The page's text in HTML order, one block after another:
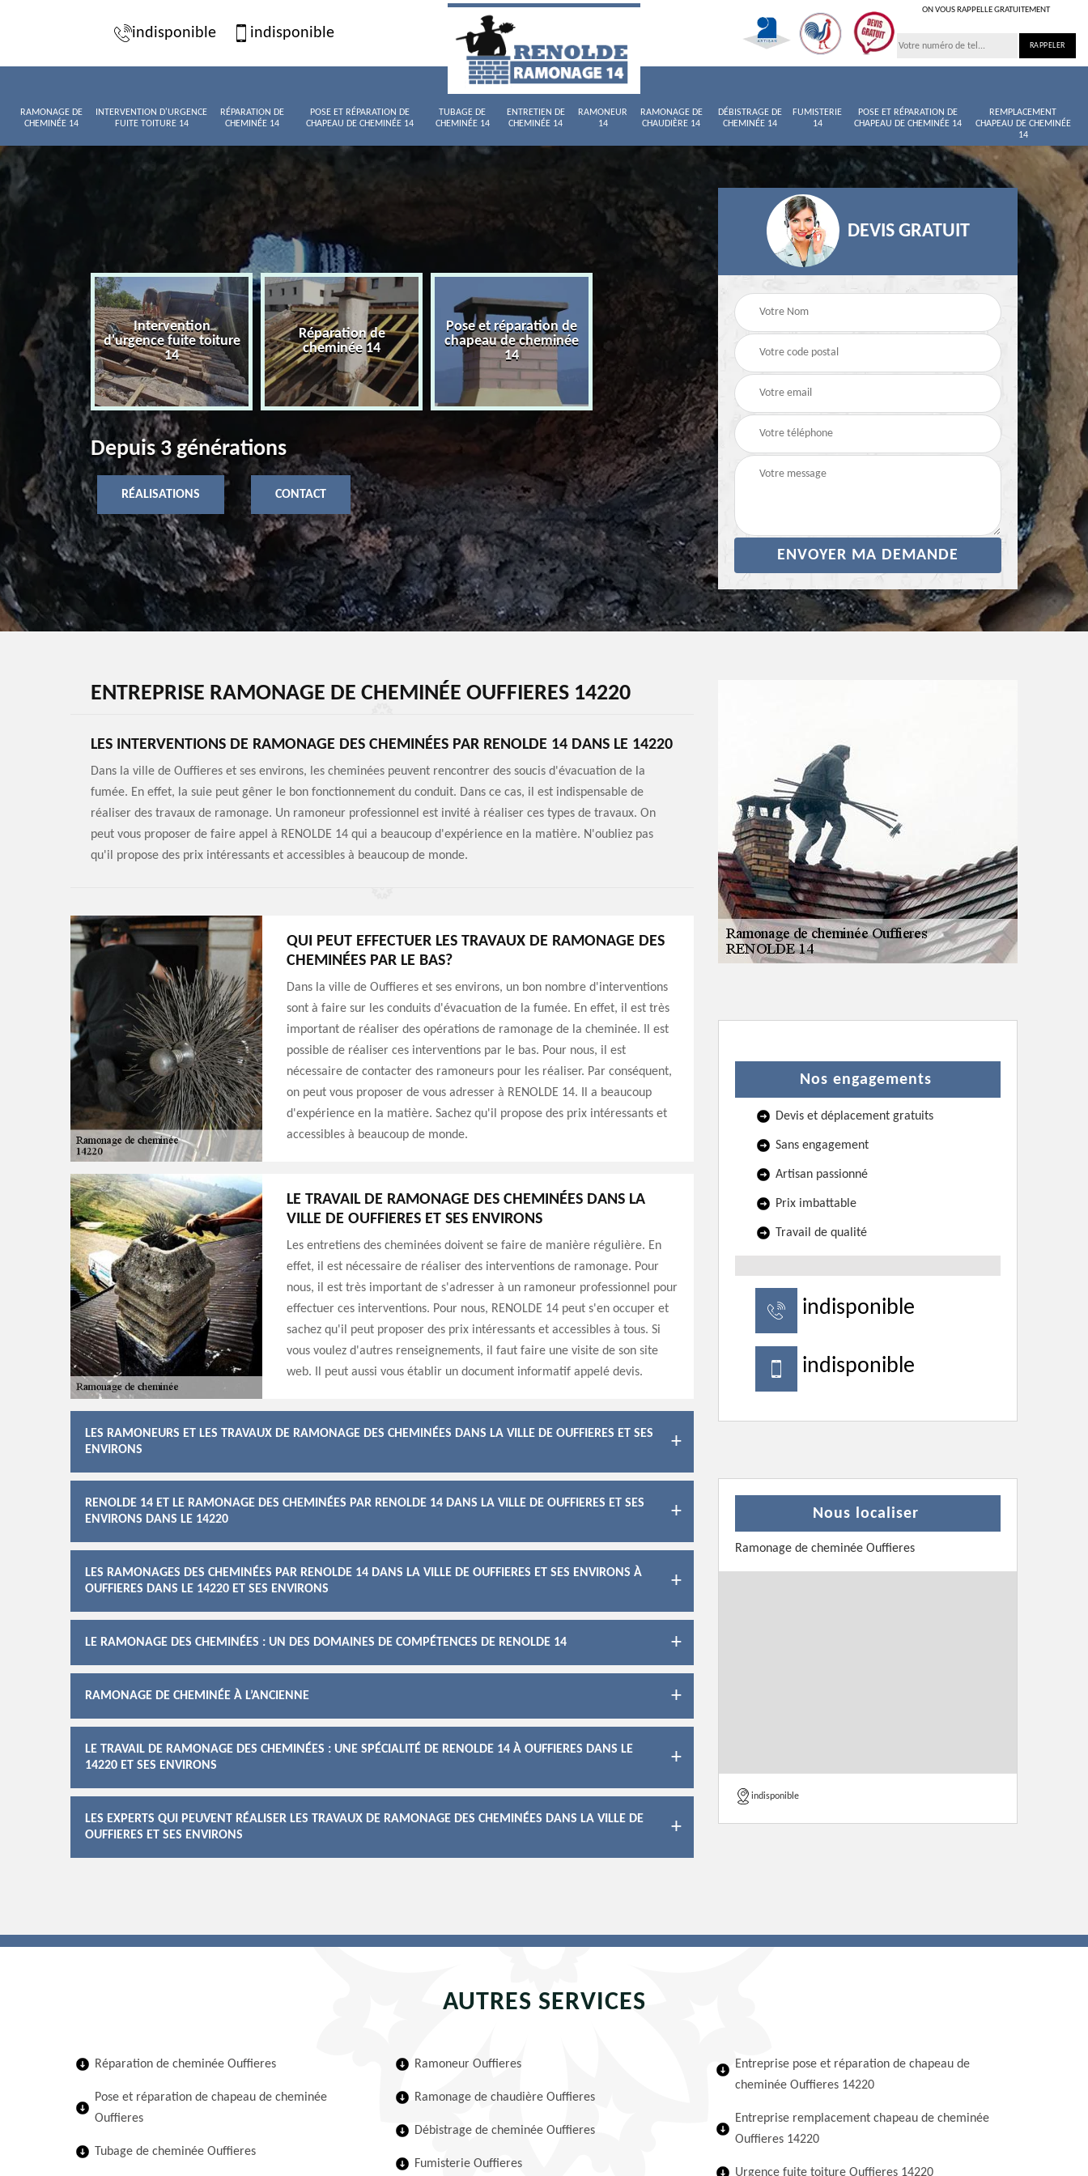
indisponible indisponible
ON VOUS RAPPELLE GRATUITEMENT
RAMONAGE DE
CHEMINÉE 14
INTERVENTION D'URGENCE
FUITE TOITURE 14
RÉPARATION DE
CHEMINÉE 14
POSE ET RÉPARATION DE
CHAPEAU DE CHEMINÉE 14
TUBAGE DE
CHEMINÉE 14
ENTRETIEN DE
CHEMINÉE 14
RAMONEUR
14
RAMONAGE DE
CHAUDIÈRE 14
DÉBISTRAGE DE
CHEMINÉE 14
FUMISTERIE
14
POSE ET RÉPARATION DE
CHAPEAU DE CHEMINÉE 14
REMPLACEMENT
CHAPEAU DE CHEMINÉE
14
de
14
Intervention
d'urgence fuite toiture
14
Réparation de
cheminée 14
Pose et réparation de
chapeau de cheminée
14
Tubage de cheminée
Entretien de cheminée
Ramoneur 14
Depuis 3 générations
RÉALISATIONS CONTACT
DEVIS GRATUIT
ENTREPRISE RAMONAGE DE CHEMINÉE OUFFIERES 14220
LES INTERVENTIONS DE RAMONAGE DES CHEMINÉES PAR RENOLDE 14 DANS LE 14220
Dans la ville de Ouffieres et ses environs, les cheminées peuvent rencontrer des soucis d'évacuation de la
fumée. En effet, la suie peut gêner le bon fonctionnement du conduit. Dans ce cas, il est indispensable de
réaliser des travaux de ramonage. Un ramoneur professionnel est invité à réaliser ces types de travaux. On
peut vous proposer de faire appel à RENOLDE 14 qui a beaucoup d'expérience en la matière. N'oubliez pas
qu'il propose des prix intéressants et accessibles à beaucoup de monde.
QUI PEUT EFFECTUER LES TRAVAUX DE RAMONAGE DES
CHEMINÉES PAR LE BAS?
Dans la ville de Ouffieres et ses environs, un bon nombre d'interventions
sont à faire sur les conduits d'évacuation de la fumée. En effet, il est très
important de réaliser des opérations de ramonage de la cheminée. Il est
possible de réaliser ces interventions par le bas. Pour nous, il est
nécessaire de contacter des ramoneurs pour les réaliser. Par conséquent,
on peut vous proposer de vous adresser à RENOLDE 14. Il a beaucoup
d'expérience en la matière. Sachez qu'il propose des prix intéressants et
accessibles à beaucoup de monde.
LE TRAVAIL DE RAMONAGE DES CHEMINÉES DANS LA
VILLE DE OUFFIERES ET SES ENVIRONS
Les entretiens des cheminées doivent se faire de manière régulière. En
effet, il est nécessaire de réaliser des interventions de ramonage. Pour
nous, il est très important de s'adresser à un ramoneur professionnel pour
effectuer ces interventions. Pour nous, RENOLDE 14 peut s'en occuper et
sachez qu'il peut proposer des prix intéressants et accessibles à tous. Si
vous voulez d'autres renseignements, il faut faire une visite de son site
web. Il peut aussi vous établir un document informatif appelé devis.
LES RAMONEURS ET LES TRAVAUX DE RAMONAGE DES CHEMINÉES DANS LA VILLE DE OUFFIERES ET SES
ENVIRONS
RENOLDE 14 ET LE RAMONAGE DES CHEMINÉES PAR RENOLDE 14 DANS LA VILLE DE OUFFIERES ET SES
ENVIRONS DANS LE 14220
LES RAMONAGES DES CHEMINÉES PAR RENOLDE 14 DANS LA VILLE DE OUFFIERES ET SES ENVIRONS À
OUFFIERES DANS LE 14220 ET SES ENVIRONS
LE RAMONAGE DES CHEMINÉES : UN DES DOMAINES DE COMPÉTENCES DE RENOLDE 14
RAMONAGE DE CHEMINÉE À L’ANCIENNE
LE TRAVAIL DE RAMONAGE DES CHEMINÉES : UNE SPÉCIALITÉ DE RENOLDE 14 À OUFFIERES DANS LE
14220 ET SES ENVIRONS
LES EXPERTS QUI PEUVENT RÉALISER LES TRAVAUX DE RAMONAGE DES CHEMINÉES DANS LA VILLE DE
OUFFIERES ET SES ENVIRONS
Nos engagements
Devis et déplacement gratuits
Sans engagement
Artisan passionné
Prix imbattable
Travail de qualité
indisponible
indisponible
Nous localiser
Ramonage de cheminée Ouffieres
indisponible
AUTRES SERVICES
Réparation de cheminée Ouffieres
Pose et réparation de chapeau de cheminée
Ouffieres
Tubage de cheminée Ouffieres
Ramoneur Ouffieres
Ramonage de chaudière Ouffieres
Débistrage de cheminée Ouffieres
Fumisterie Ouffieres
Entreprise pose et réparation de chapeau de
cheminée Ouffieres 14220
Entreprise remplacement chapeau de cheminée
Ouffieres 14220
Urgence fuite toiture Ouffieres 14220